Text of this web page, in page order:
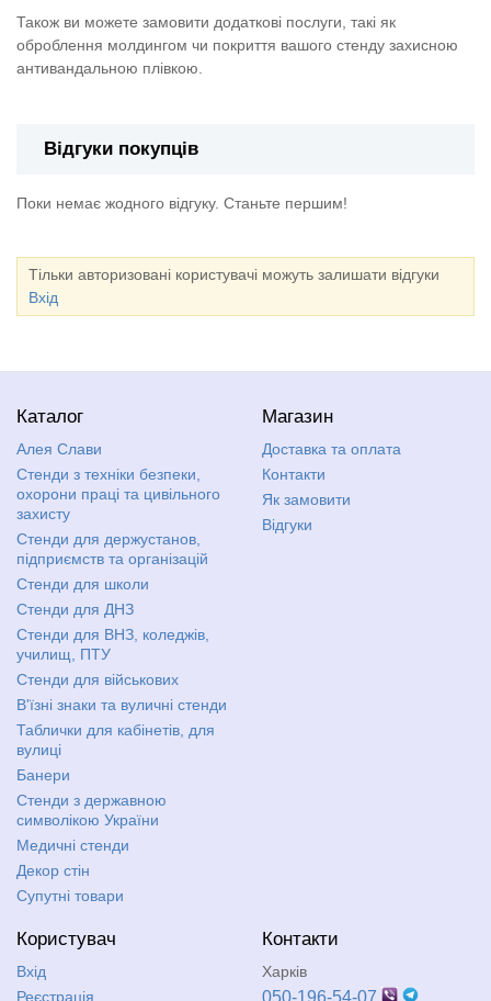
Також ви можете замовити додаткові послуги, такі як
оброблення молдингом чи покриття вашого стенду захисною
антивандальною плівкою.
Відгуки покупців
Поки немає жодного відгуку. Станьте першим!
Тільки авторизовані користувачі можуть залишати відгуки
Вхід
Каталог
Алея Слави
Стенди з техніки безпеки,
охорони праці та цивільного
захисту
Стенди для держустанов,
підприємств та організацій
Стенди для школи
Стенди для ДНЗ
Стенди для ВНЗ, коледжів,
училищ, ПТУ
Стенди для військових
В'їзні знаки та вуличні стенди
Таблички для кабінетів, для
вулиці
Банери
Стенди з державною
символікою України
Медичні стенди
Декор стін
Супутні товари
Магазин
Доставка та оплата
Контакти
Як замовити
Відгуки
Користувач
Вхід
Реєстрація
Контакти
Харків
050-196-54-07